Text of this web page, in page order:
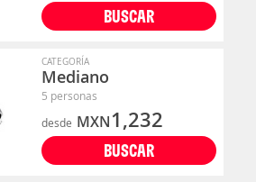
BUSCAR
CATEGORÍA
Mediano
5 personas
desde MXN1,232
BUSCAR